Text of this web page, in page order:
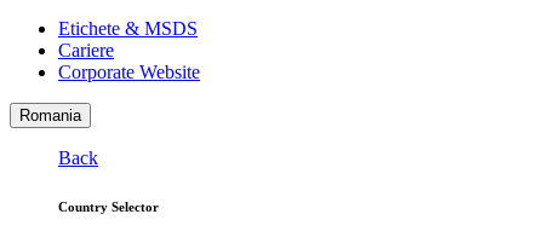
Etichete & MSDS
Cariere
Corporate Website
Romania
Back
Country Selector